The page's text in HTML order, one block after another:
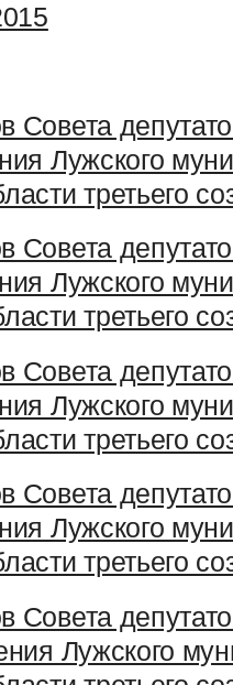
Совета
Лужского
третьего
Совета
Лужского
третьего
Совета
Лужского
третьего
Совета
Лужского
третьего
Совета
Лужского